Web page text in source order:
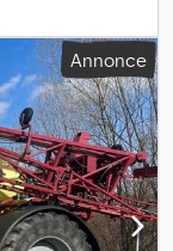
: 18,4R38,
terminal de
d’injection,
(9x),
débit en fonction
de bordure,
système de
Control),
les bordures
Annonce